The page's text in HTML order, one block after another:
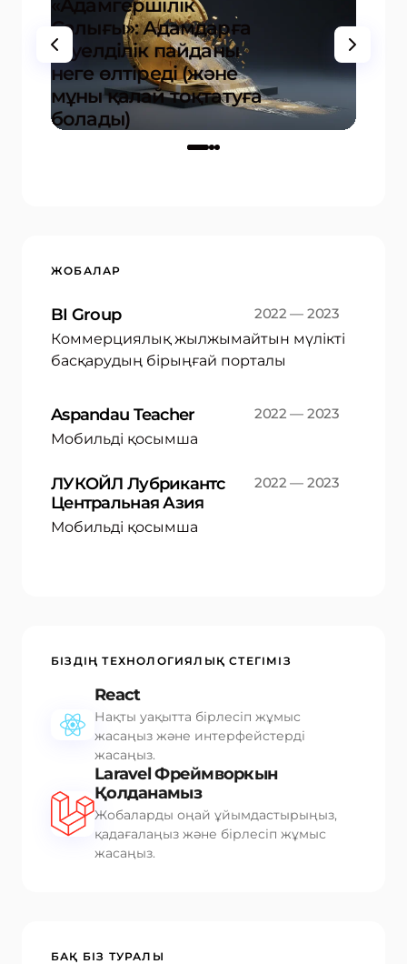
«Адамгершілік
Салығы»: Адамдарға
тәуелділік пайданы
неге өлтіреді (және
мұны қалай тоқтатуға
болады)
- 17.12.2025
ЖОБАЛАР
BI Group
2022 — 2023
Коммерциялық жылжымайтын мүлікті
басқарудың бірыңғай порталы
Aspandau Teacher
2022 — 2023
Мобильді қосымша
ЛУКОЙЛ Лубрикантс
Центральная Азия
2022 — 2023
Мобильді қосымша
БІЗДІҢ ТЕХНОЛОГИЯЛЫҚ СТЕГІМІЗ
React
Нақты уақытта бірлесіп жұмыс
жасаңыз және интерфейстерді
жасаңыз.
Laravel Фреймворкын
Қолданамыз
Жобаларды оңай ұйымдастырыңыз,
қадағалаңыз және бірлесіп жұмыс
жасаңыз.
БАҚ БІЗ ТУРАЛЫ